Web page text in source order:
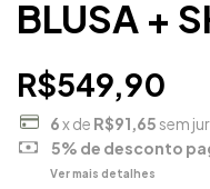
BLUSA +
R$549,90
6x de R$91,65 sem
5% de desconto
Ver mais detalhes